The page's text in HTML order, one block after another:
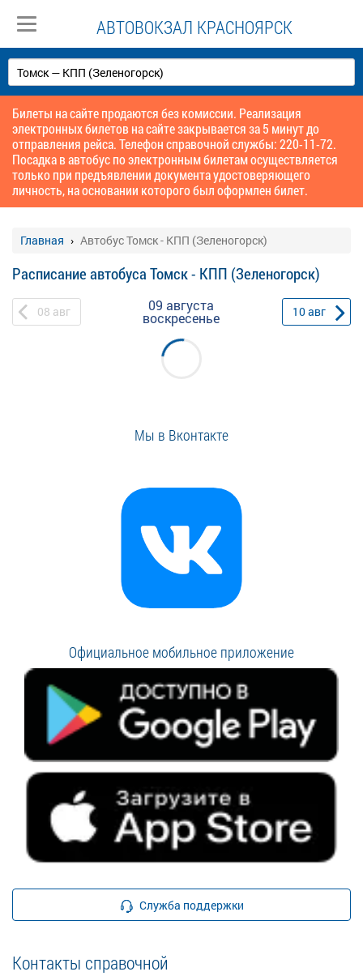
АВТОВОКЗАЛ КРАСНОЯРСК
Билеты на сайте продаются без комиссии. Реализация
электронных билетов на сайте закрывается за 5 минут до
отправления рейса. Телефон справочной службы: 220-11-72.
Посадка в автобус по электронным билетам осуществляется
только при предъявлении документа удостоверяющего
личность, на основании которого был оформлен билет.
Главная Автобус Томск - КПП (Зеленогорск)
Расписание автобуса Томск - КПП (Зеленогорск)
08 авг 09 августа
воскресенье 10авг
Мы в Вконтакте
Официальное мобильное приложение
Служба поддержки
Контакты справочной